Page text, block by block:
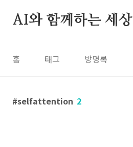
AI와 함께하는 세상
홈 태그 방명록
selfattention 2